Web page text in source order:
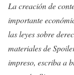
La creación de
importante
las leyes sobre
materiales de
impreso, escriba a